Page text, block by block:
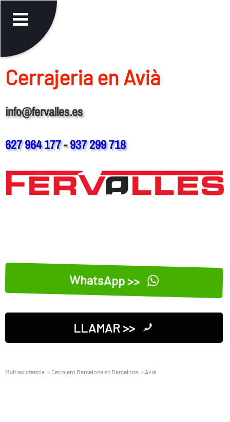
Cerrajeria en Avià
info@fervalles.es
627 964 177-937 299 718
WhatsApp >>
LLAMAR >>
Multiasistencia Cerrajero Barcelona en Barcelona Avià